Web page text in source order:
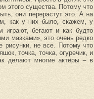
этого существа. Потому что
они перерастут это. А на
как у них было, скажем, у
играют, бегают и как будто
мазками», это очень редко
рисунки, не все. Потому что
точка, точка, огуречик, и
делают многие актёры – в